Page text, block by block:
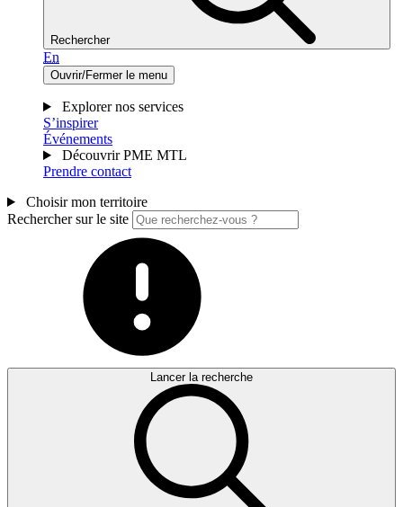
Rechercher
En
Ouvrir/Fermer le menu
Explorer nos services
S’inspirer
Événements
Découvrir PME MTL
Prendre contact
Choisir mon territoire
Rechercher sur le site
Lancer la recherche